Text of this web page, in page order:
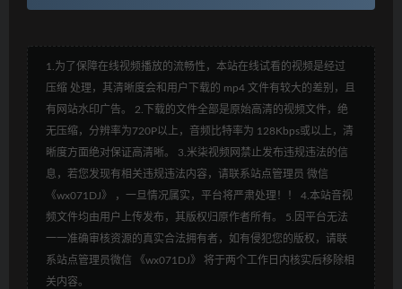
1.为了保障在线视频播放的流畅性，本站在线试看的视频是经过
压缩 处理，其清晰度会和用户下载的 mp4 文件有较大的差别，且
有网站水印广告。 2.下载的文件全部是原始高清的视频文件，绝
无压缩，分辨率为720P以上，音频比特率为 128Kbps或以上，清
晰度方面绝对保证高清晰。 3.米柒视频网禁止发布违规违法的信
息，若您发现有相关违规违法内容，请联系站点管理员 微信
《wx071DJ》 ，一旦情况属实，平台将严肃处理！！ 4.本站音视
频文件均由用户上传发布，其版权归原作者所有。 5.因平台无法
一一准确审核资源的真实合法拥有者，如有侵犯您的版权，请联
系站点管理员微信 《wx071DJ》 将于两个工作日内核实后移除相
关内容。